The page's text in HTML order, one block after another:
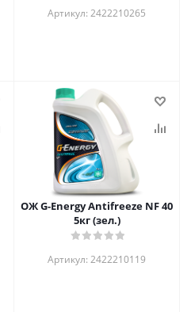
Артикул: 2422210265
ОЖ G-Energy Antifreeze NF 40
5кг (зел.)
Артикул: 2422210119